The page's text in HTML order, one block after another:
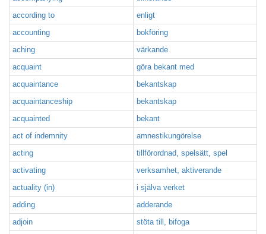
according to
enligt
accounting
bokföring
aching
värkande
acquaint
göra bekant med
acquaintance
bekantskap
acquaintanceship
bekantskap
acquainted
bekant
act of indemnity
amnestikungörelse
acting
tillförordnad, spelsätt, spel
activating
verksamhet, aktiverande
actuality (in)
i själva verket
adding
adderande
adjoin
stöta till, bifoga